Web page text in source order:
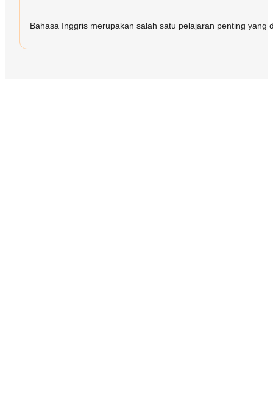
Bahasa Inggris merupakan salah satu pelajaran penting